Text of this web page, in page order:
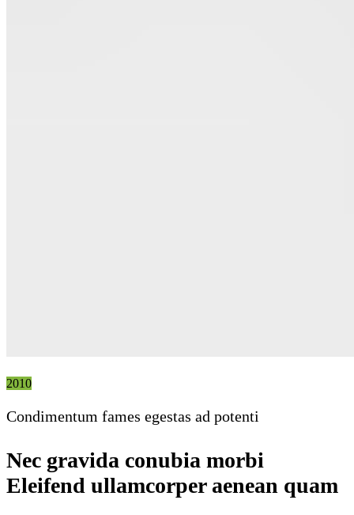
2010
Condimentum fames egestas ad potenti
Nec gravida conubia morbi
Eleifend ullamcorper aenean quam